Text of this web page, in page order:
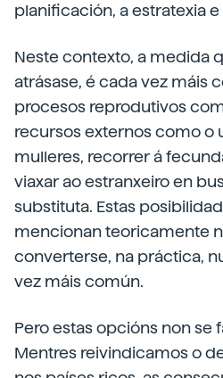
planificación, a estratexia
Neste contexto, a medida
atrásase, é cada vez máis
procesos reprodutivos
recursos externos como o
mulleres, recorrer á
viaxar ao estranxeiro en
substituta. Estas
mencionan teoricamente
converterse, na práctica,
vez máis común.
Pero estas opcións non se
Mentres reivindicamos o